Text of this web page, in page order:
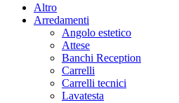
Altro
Arredamenti
Angolo estetico
Attese
Banchi Reception
Carrelli
Carrelli tecnici
Lavatesta